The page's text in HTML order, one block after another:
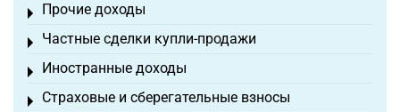
Прочие доходы
Toggle menu
Частные сделки купли-продажи
Toggle menu
Иностранные доходы
Toggle menu
Страховые и сберегательные взносы
Toggle menu